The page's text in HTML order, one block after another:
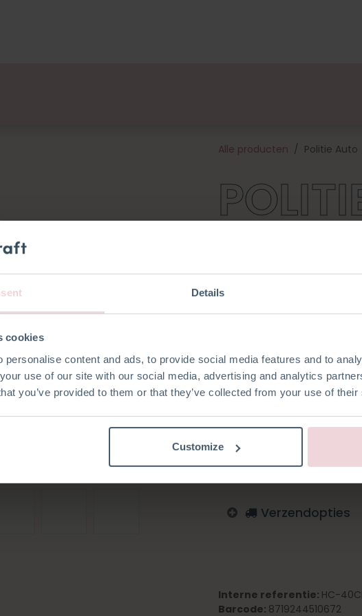
Details
cookies
personalise content and ads, to provide social media features and to
use of our site with our social media, advertising and analytics
you’ve provided to them or that they’ve collected from your use of
Customize
Alle producten Politie Auto
Taatuu taaatuuu, hier komt
deze politie auto echt een
deze een leuke set. Dit
katoen en alle fournituren
Auto is ongeveer 14 cm
2,5 mm.
Toevoegen aan verlanglijst
Log in om te bestellen
Engels
Verzendopties
Interne referentie: HC-
Barcode: 8719244510672